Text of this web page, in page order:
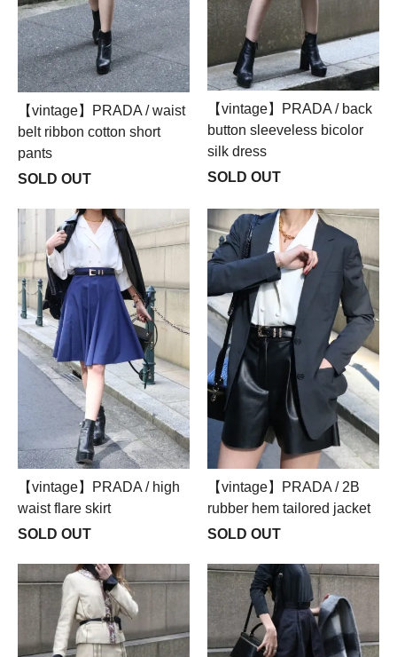
【vintage】PRADA / waist
belt ribbon cotton short
pants
SOLD OUT
【vintage】PRADA / back
button sleeveless bicolor
silk dress
SOLD OUT
【vintage】PRADA / high
waist flare skirt
SOLD OUT
【vintage】PRADA / 2B
rubber hem tailored jacket
SOLD OUT